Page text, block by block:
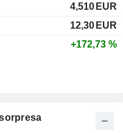
4,510 EUR
12,30 EUR
+172,73 %